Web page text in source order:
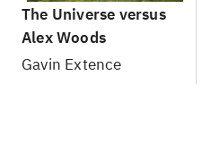
The Universe versus
Alex Woods
Gavin Extence